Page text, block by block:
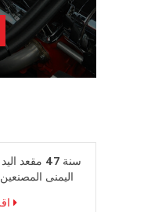
اليمنى
محرك